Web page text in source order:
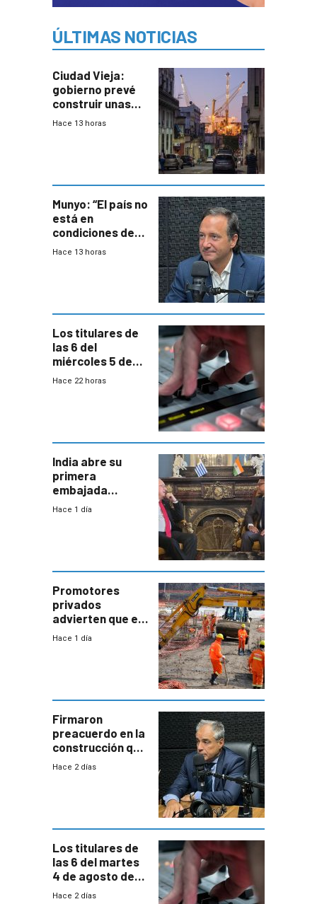
ÚLTIMAS NOTICIAS
Ciudad Vieja:
gobierno prevé
construir unas
mil viviendas en
Hace 13 horas
Munyo: “El país no
está en
condiciones de
enfrentar una
Hace 13 horas
Los titulares de
las 6 del
miércoles 5 de
agosto de 2026
Hace 22 horas
India abre su
primera
embajada
residente en
enorme
potencial
Hace 1 día
Promotores
privados
advierten que el
nuevo convenio
a revisar
proyectos
Hace 1 día
Firmaron
preacuerdo en la
construcción que
comprende
Hace 2 días
Los titulares de
las 6 del martes
4 de agosto de
2026
Hace 2 días